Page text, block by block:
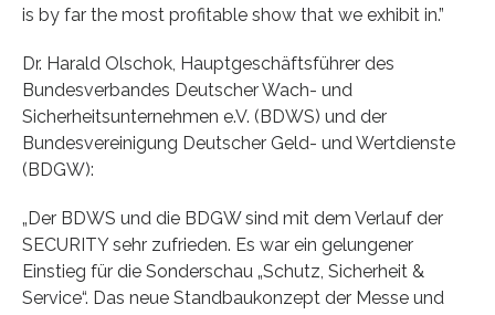
is by far the most profitable show that we exhibit in.”
Dr. Harald Olschok, Hauptgeschäftsführer des
Bundesverbandes Deutscher Wach- und
Sicherheitsunternehmen e.V. (BDWS) und der
Bundesvereinigung Deutscher Geld- und Wertdienste
(BDGW):
„Der BDWS und die BDGW sind mit dem Verlauf der
SECURITY sehr zufrieden. Es war ein gelungener
Einstieg für die Sonderschau „Schutz, Sicherheit &
Service“. Das neue Standbaukonzept der Messe und